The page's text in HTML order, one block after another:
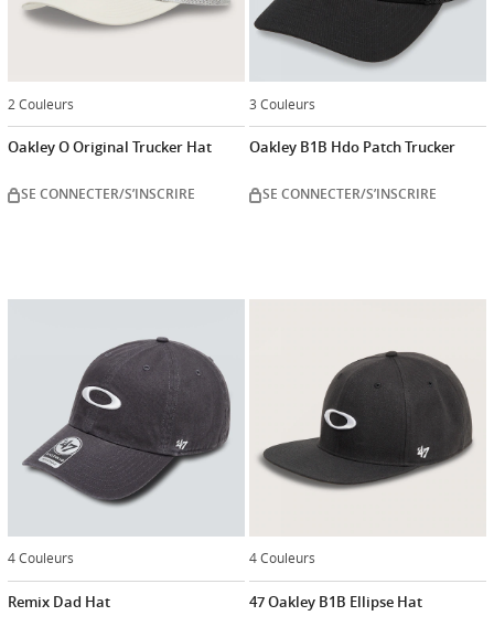
2 Couleurs
Oakley O Original Trucker Hat
SE CONNECTER/S’INSCRIRE
3 Couleurs
Oakley B1B Hdo Patch Trucker
SE CONNECTER/S’INSCRIRE
4 Couleurs
Remix Dad Hat
4 Couleurs
47 Oakley B1B Ellipse Hat